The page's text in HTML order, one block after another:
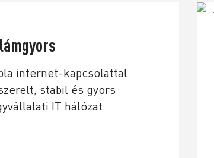
internet-kapcsolattal
stabil és gyors
IT hálózat.